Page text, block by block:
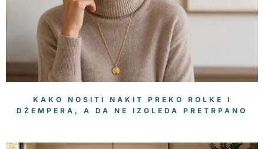
KAKO NOSITI NAKIT PREKO ROLKE I
DŽEMPERA, A DA NE IZGLEDA PRETRPANO